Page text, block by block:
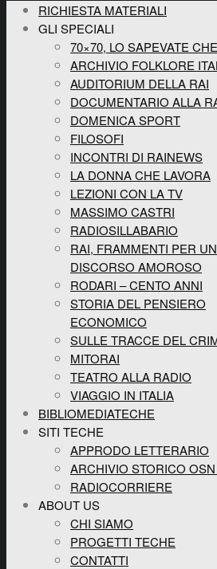
RICHIESTA MATERIALI
GLI SPECIALI
70×70, LO SAPEVATE
ARCHIVIO FOLKLORE
AUDITORIUM DELLA RAI
DOCUMENTARIO ALLA
DOMENICA SPORT
FILOSOFI
INCONTRI DI RAINEWS
LA DONNA CHE LAVORA
LEZIONI CON LA TV
MASSIMO CASTRI
RADIOSILLABARIO
RAI, FRAMMENTI PER UN
DISCORSO AMOROSO
RODARI – CENTO ANNI
STORIA DEL PENSIERO
ECONOMICO
SULLE TRACCE DEL
MITORAI
TEATRO ALLA RADIO
VIAGGIO IN ITALIA
BIBLIOMEDIATECHE
SITI TECHE
APPRODO LETTERARIO
ARCHIVIO STORICO
RADIOCORRIERE
ABOUT US
CHI SIAMO
PROGETTI TECHE
CONTATTI